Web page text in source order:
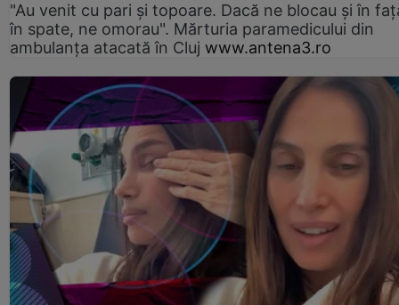
"Au venit cu pari și topoare. Dacă ne blocau şi în
în spate, ne omorau". Mărturia paramedicului din
ambulanţa atacată în Cluj www.antena3.ro